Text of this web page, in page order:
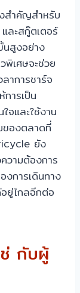
สำคัญสำหรับ
ละสกู๊ตเตอร์
นสูงอย่าง
เศษจะช่วย
าการชาร์จ
ารเป็น
จและใช้งาน
ของตลาดที่
ยัง
วามต้องการ
งการเดินทาง
ยู่ไกลอีกต่อ
กับผู้